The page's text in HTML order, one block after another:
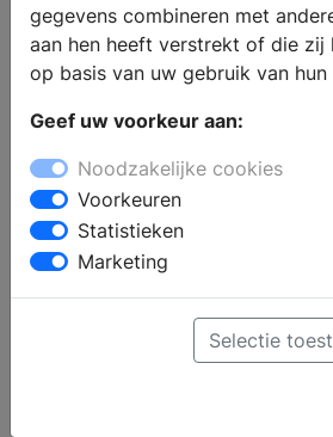
Stoomdouche in een luxe
gegevens combineren met
aan hen heeft verstrekt of die zij
op basis van uw gebruik van hun
Geef uw voorkeur aan:
Noodzakelijke cookies
Voorkeuren
Statistieken
Marketing
Selectie